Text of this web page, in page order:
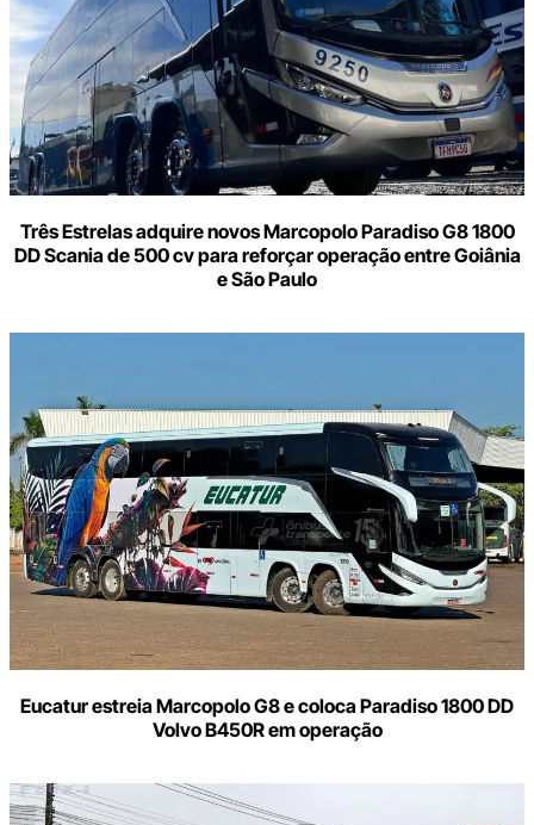
Três Estrelas adquire novos Marcopolo Paradiso G8 1800
DD Scania de 500 cv para reforçar operação entre Goiânia
e São Paulo
Eucatur estreia Marcopolo G8 e coloca Paradiso 1800 DD
Volvo B450R em operação